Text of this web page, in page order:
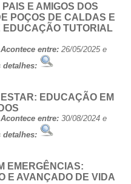
E AMIGOS DOS
POÇOS DE CALDAS E
EDUCAÇÃO TUTORIAL
Acontece entre: 26/05/2025 e
detalhes:
EDUCAÇÃO EM
Acontece entre: 30/08/2024 e
detalhes:
EMERGÊNCIAS:
E AVANÇADO DE VIDA